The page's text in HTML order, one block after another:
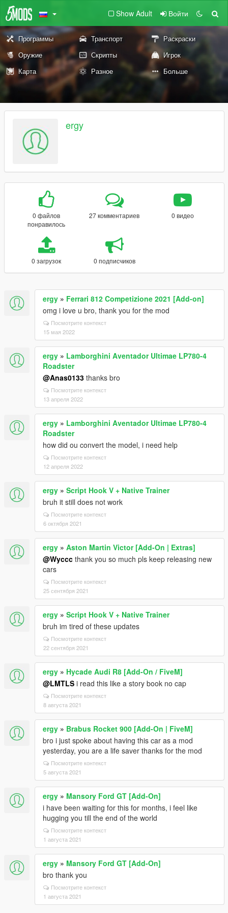
Show Adult Войти
Программы Транспорт
Раскраски
Оружие
Скрипты
Игрок
Карта
Разное Больше
ergy
0 файлов
понравилось
27 комментариев 0 видео
0 загрузок 0 подписчиков
ergy » Ferrari 812 Competizione 2021 [Add-on]
omg i love u bro, thank you for the mod
Посмотрите контекст
15 мая 2022
ergy » Lamborghini Aventador Ultimae LP780-4
Roadster
@Anas0133 thanks bro
Посмотрите контекст
13 апреля 2022
ergy » Lamborghini Aventador Ultimae LP780-4
Roadster
how did ou convert the model, i need help
Посмотрите контекст
12 апреля 2022
ergy » Script Hook V + Native Trainer
bruh it still does not work
Посмотрите контекст
6 октября 2021
ergy » Aston Martin Victor [Add-On | Extras]
@Wyccc thank you so much pls keep releasing new
cars
Посмотрите контекст
25 сентября 2021
ergy » Script Hook V + Native Trainer
bruh im tired of these updates
Посмотрите контекст
22 сентября 2021
ergy » Hycade Audi R8 [Add-On / FiveM]
@LMTLS i read this like a story book no cap
Посмотрите контекст
8 августа 2021
ergy » Brabus Rocket 900 [Add-On | FiveM]
bro i just spoke about having this car as a mod
yesterday, you are a life saver thanks for the mod
Посмотрите контекст
5 августа 2021
ergy » Mansory Ford GT [Add-On]
i have been waiting for this for months, i feel like
hugging you till the end of the world
Посмотрите контекст
1 августа 2021
ergy » Mansory Ford GT [Add-On]
bro thank you
Посмотрите контекст
1 августа 2021